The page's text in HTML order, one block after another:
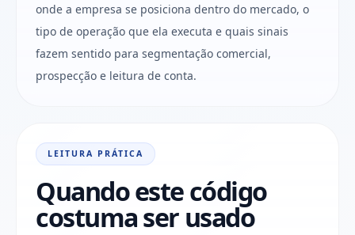
onde a empresa se posiciona dentro do mercado, o
tipo de operação que ela executa e quais sinais
fazem sentido para segmentação comercial,
prospecção e leitura de conta.
LEITURA PRÁTICA
Quando este código
costuma ser usado